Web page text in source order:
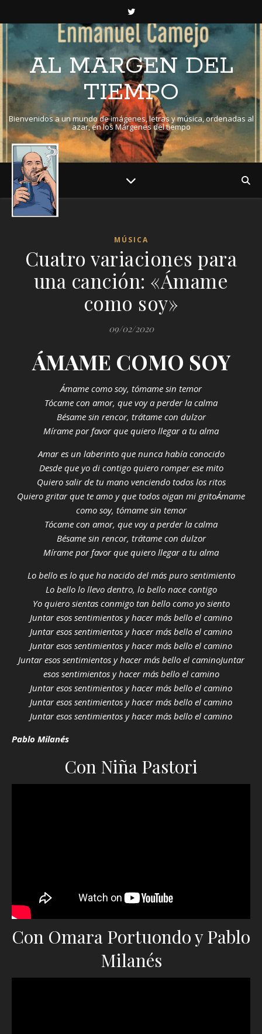
AL MARGEN DEL
TIEMPO
Bienvenidos a un mundo de imágenes, letras y música, ordenadas al
azar, en los Márgenes del tiempo
MÚSICA
Cuatro variaciones para
una canción: «Ámame
como soy»
09/02/2020
ÁMAME COMO SOY
Ámame como soy, tómame sin temor
Tócame con amor, que voy a perder la calma
Bésame sin rencor, trátame con dulzor
Mírame por favor que quiero llegar a tu alma
Amar es un laberinto que nunca había conocido
Desde que yo di contigo quiero romper ese mito
Quiero salir de tu mano venciendo todos los ritos
Quiero gritar que te amo y que todos oigan mi gritoÁmame
como soy, tómame sin temor
Tócame con amor, que voy a perder la calma
Bésame sin rencor, trátame con dulzor
Mírame por favor que quiero llegar a tu alma
Lo bello es lo que ha nacido del más puro sentimiento
Lo bello lo llevo dentro, lo bello nace contigo
Yo quiero sientas conmigo tan bello como yo siento
Juntar esos sentimientos y hacer más bello el camino
Juntar esos sentimientos y hacer más bello el camino
Juntar esos sentimientos y hacer más bello el camino
Juntar esos sentimientos y hacer más bello el caminoJuntar
esos sentimientos y hacer más bello el camino
Juntar esos sentimientos y hacer más bello el camino
Juntar esos sentimientos y hacer más bello el camino
Juntar esos sentimientos y hacer más bello el camino
Pablo Milanés
Con Niña Pastori
Con Omara Portuondo y Pablo
Milanés